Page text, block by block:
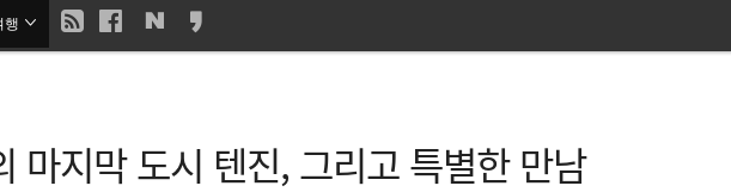
현
행
마지막 도시 텐진, 그리고 특별한 만남